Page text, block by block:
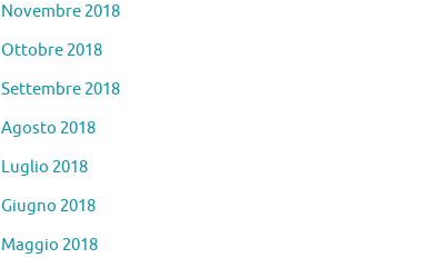
Novembre 2018
Ottobre 2018
Settembre 2018
Agosto 2018
Luglio 2018
Giugno 2018
Maggio 2018